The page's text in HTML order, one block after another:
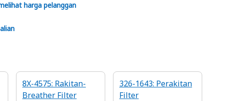
harga pelanggan
8X-4575: Rakitan-
Breather Filter
326-1643: Perakitan
Filter